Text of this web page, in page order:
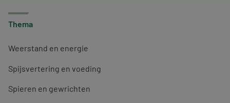
Thema
Weerstand en energie
Spijsvertering en voeding
Spieren en gewrichten